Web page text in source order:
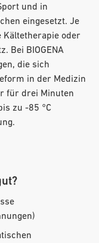
und in
eingesetzt. Je
Kältetherapie oder
Bei BIOGENA
die sich
in der Medizin
für drei Minuten
zu -85 °C